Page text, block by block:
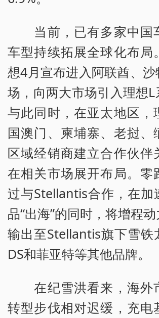
当前，已有多家中国
车型持续拓展全球化布局
想4月宣布进入阿联酋、
场，向两大市场引入理想L
与此同时，在亚太地区，
国澳门、柬埔寨、老挝、
区域经销商建立合作伙伴
在相关市场展开布局。零
过与Stellantis合作，在加
品“出海”的同时，将增程
输出至Stellantis旗下雪铁
DS和菲亚特等其他品牌。
在纪雪洪看来，海外
转型步伐相对迟缓，充电